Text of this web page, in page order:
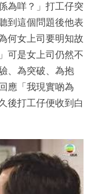
為咩？」打工仔突
到這個問題後他表
何女上司要明知故
可是女上司仍然不
、為突破、為抱
應「我現實啲為
後打工仔便收到白